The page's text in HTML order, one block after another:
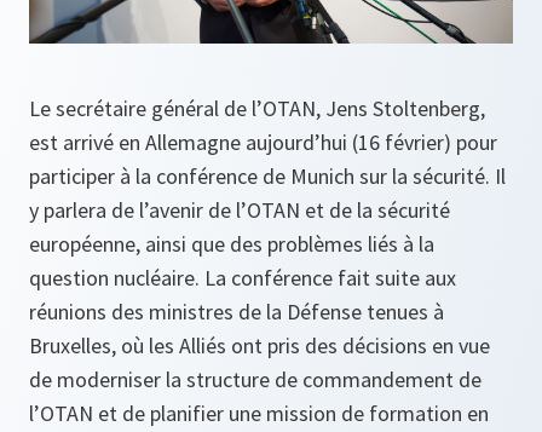
Le secrétaire général de l’OTAN, Jens Stoltenberg,
est arrivé en Allemagne aujourd’hui (16 février) pour
participer à la conférence de Munich sur la sécurité. Il
y parlera de l’avenir de l’OTAN et de la sécurité
européenne, ainsi que des problèmes liés à la
question nucléaire. La conférence fait suite aux
réunions des ministres de la Défense tenues à
Bruxelles, où les Alliés ont pris des décisions en vue
de moderniser la structure de commandement de
l’OTAN et de planifier une mission de formation en